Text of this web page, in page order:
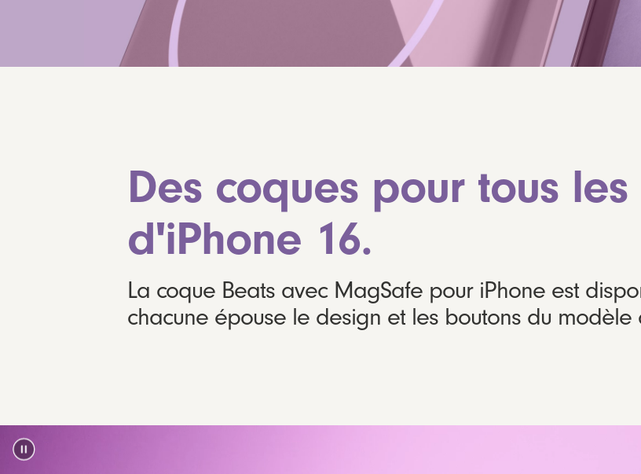
Des coques pour tous
d'iPhone 16.
La coque Beats avec MagSafe pour iPhone est
chacune épouse le design et les boutons du modèle